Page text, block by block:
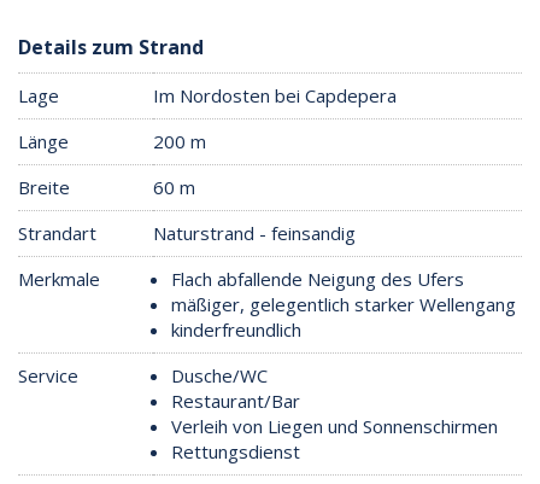
Details zum Strand
Lage
Im Nordosten bei Capdepera
Länge
200 m
Breite
60 m
Strandart
Naturstrand - feinsandig
Merkmale
Flach abfallende Neigung des Ufers
mäßiger, gelegentlich starker Wellengang
kinderfreundlich
Service
Dusche/WC
Restaurant/Bar
Verleih von Liegen und Sonnenschirmen
Rettungsdienst